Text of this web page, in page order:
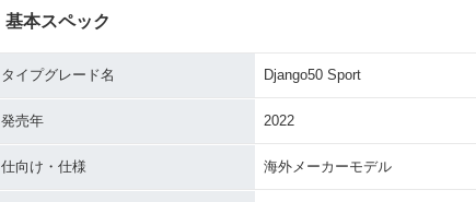
基本スペック
タイプグレード名 Django50 Sport
発売年 2022
仕向け・仕様 海外メーカーモデル